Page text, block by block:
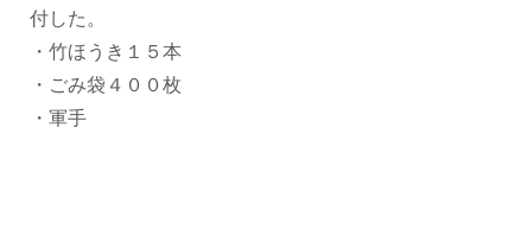
付した。
・竹ほうき１５本
・ごみ袋４００枚
・軍手